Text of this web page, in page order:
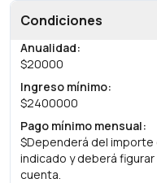
Condiciones
Anualidad:
$20000
Ingreso mínimo:
$2400000
Pago mínimo mensual:
$Dependerá del
indicado y deberá
cuenta.